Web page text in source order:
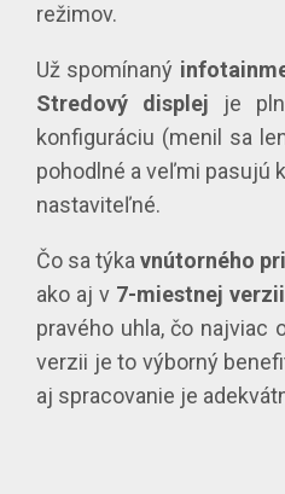
režimov.
Už spomínaný
Stredový displej je
konfiguráciu (menil sa
pohodlné a veľmi pasujú
nastaviteľné.
Čo sa týkavnútorného
ako aj v 7-miestnej verzii
pravého uhla, čo najviac
verzii je to výborný
aj spracovanie je